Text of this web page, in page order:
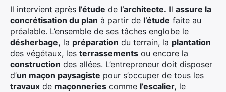
Il intervient après l’étude de l’architecte. Il assure la
concrétisation du plan à partir de l’étude faite au
préalable. L’ensemble de ses tâches englobe le
désherbage, la préparation du terrain, la plantation
des végétaux, les terrassements ou encore la
construction des allées. L’entrepreneur doit disposer
d’un maçon paysagiste pour s’occuper de tous les
travaux de maçonneries comme l’escalier, le